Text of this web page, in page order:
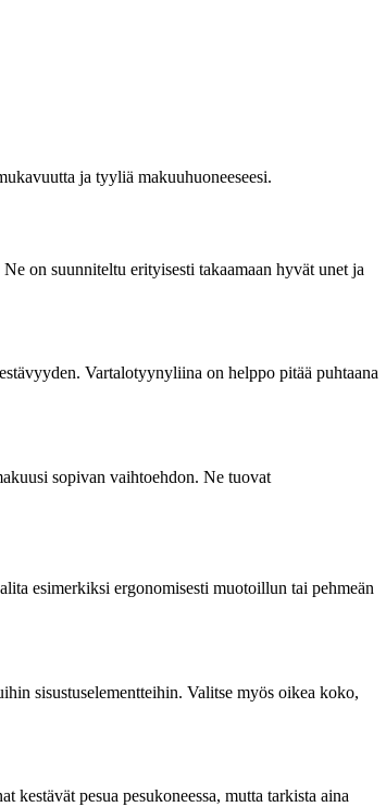
ja tyyliä makuuhuoneeseesi.
on suunniteltu erityisesti takaamaan hyvät unet ja
Vartalotyynyliina on helppo pitää puhtaana
sopivan vaihtoehdon. Ne tuovat
esimerkiksi ergonomisesti muotoillun tai pehmeän
sisustuselementteihin. Valitse myös oikea koko,
pesua pesukoneessa, mutta tarkista aina